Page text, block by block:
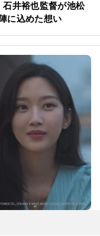
石井裕也監督が池松
に込めた想い